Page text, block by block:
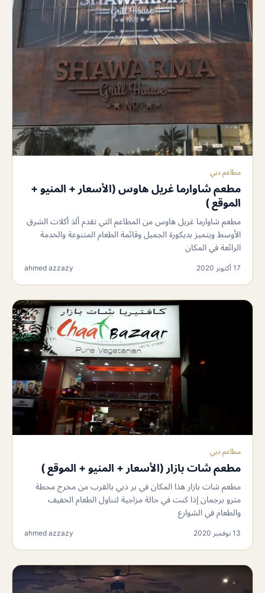
مطاعم دبي
مطعم شاوارما غريل هاوس (الأسعار + المنيو +
الموقع )
مطعم شاوارما غريل هاوس من المطاعم التي تقدم ألذ أكلات الشرق
الأوسط ويتميز بديكورة الجميل وقائمة الطعام المتنوعة والخدمة
الرائعة في المكان
17 أكتوبر 2020 ahmed azzazy
مطاعم دبي
مطعم شات بازار (الأسعار + المنيو + الموقع )
مطعم شات بازار هذا المكان في بر دبي بالقرب من مخرج محطة
مترو برجمان إذا كنت في حالة مزاجية لتناول الطعام الخفيف
والطعام في الشوارع
13 نوفمبر 2020 ahmed azzazy